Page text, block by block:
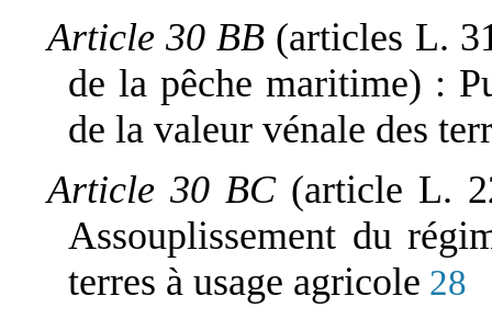
Article 30 BB (articles L.
de la pêche maritime) :
de la valeur vénale des
Article 30 BC (article L.
Assouplissement du
terres à usage agricole 28